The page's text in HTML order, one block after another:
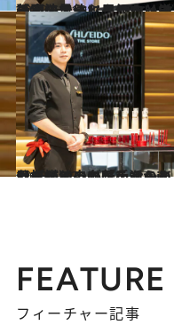
2023.12.10
話題のオーソモレキュラー療法で体に足りない栄養素をチェック ほとんどの人に見られる傾向とは
ビューティ＆ヘルス
2023.12.3
眉を描くのが苦手ならインウイ独自の「inoui iD分析」で、自眉を活かしたデザインに整えてみませんか
ビューティ＆ヘルス
FEATURE
フィーチャー記事